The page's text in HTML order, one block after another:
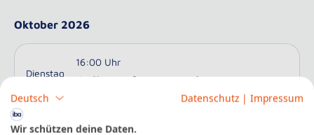
Oktober 2026
Dienstag
06
16:00 Uhr
Online-Infoveranstaltung
Deutsch Datenschutz | Impressum
Wir schützen deine Daten.